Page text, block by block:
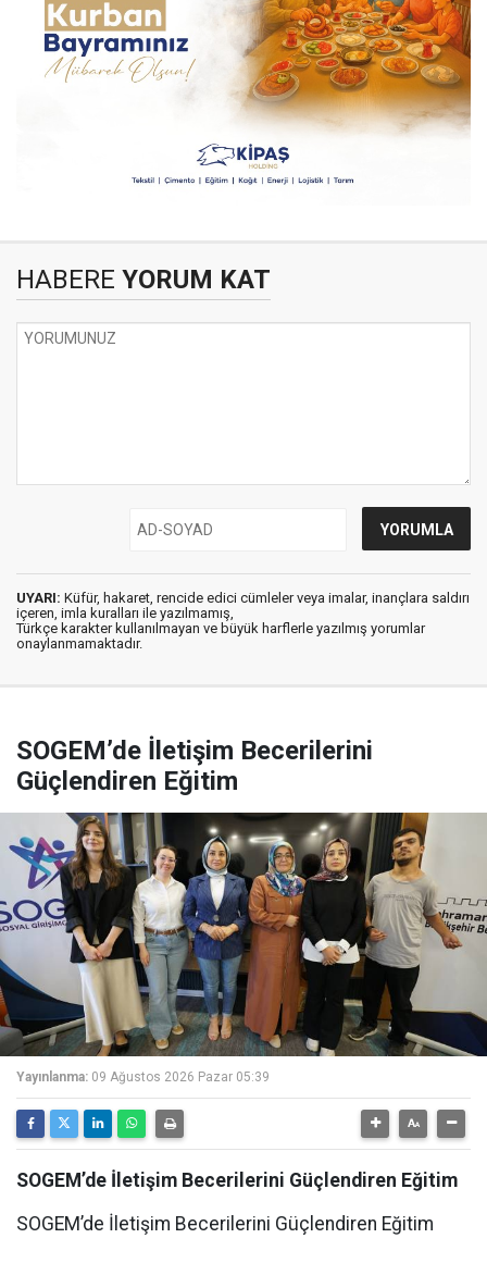
HABERE YORUM KAT
UYARI: Küfür, hakaret, rencide edici cümleler veya imalar, inançlara saldırı
içeren, imla kuralları ile yazılmamış,
Türkçe karakter kullanılmayan ve büyük harflerle yazılmış yorumlar
onaylanmamaktadır.
SOGEM’de İletişim Becerilerini
Güçlendiren Eğitim
Yayınlanma: 09 Ağustos 2026 Pazar 05:39
SOGEM’de İletişim Becerilerini Güçlendiren Eğitim
SOGEM’de İletişim Becerilerini Güçlendiren Eğitim